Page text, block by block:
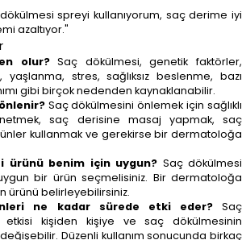
spreyi kullanıyorum, saç derime iyi
azaltıyor."
olur?Saç dökülmesi, genetik faktörler,
stres, sağlıksız beslenme, bazı
gibi birçok nedenden kaynaklanabilir.
Saç dökülmesini önlemek için sağlıklı
saç derisine masaj yapmak, saç
kullanmak ve gerekirse bir dermatoloğa
ürünü benim için uygun? Saç dökülmesi
bir ürün seçmelisiniz. Bir dermatoloğa
ürünü belirleyebilirsiniz.
ne kadar sürede etki eder?Saç
etkisi kişiden kişiye ve saç dökülmesinin
Düzenli kullanım sonucunda birkaç